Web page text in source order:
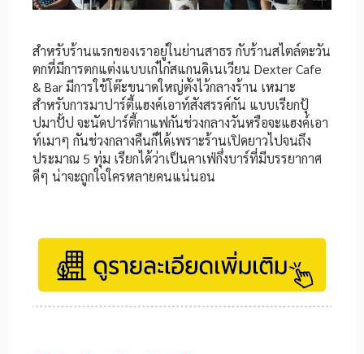
สำหรับร้านแรกของเราอยู่ในย่านสาธร กับร้านสไตล์ตะวัน
ตกที่มีการตกแต่งแบบเก๋ไก๋สแกนดิเนเวียน Dexter Cafe
& Bar มีการใช้โต๊ะขนาดใหญ่ตั้งไว้กลางร้าน เหมาะ
สำหรับการมาปาร์ตี้แฮงค์เอาท์สังสรรค์กัน แบบเรียกปุ้
ปมาปั้ป จะนัดปาร์ตี้กาแฟกันช่วงกลางวันหรือจะแฮงค์เอา
ท์เมาๆ กันช่วงกลางคืนก็ได้เพราะร้านเปิดยาวไปจนถึง
ประมาณ 5 ทุ่ม เรียกได้ว่าเป็นคาเฟ่กึ่งบาร์ที่มีบรรยากาศ
ดีๆ น่าจะถูกใจใครหลายคนแน่นอน